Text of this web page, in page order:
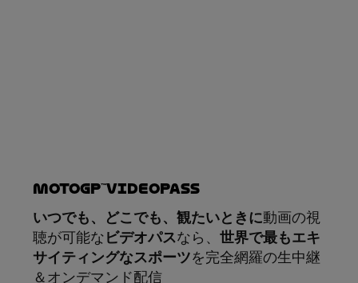
MotoGP™VIDEOPASS
いつでも、どこでも、観たいときに動画の視
聴が可能な ビデオパスなら、 世界で最もエキ
サイティングなスポーツを完全網羅の生中継
＆オンデマンド配信